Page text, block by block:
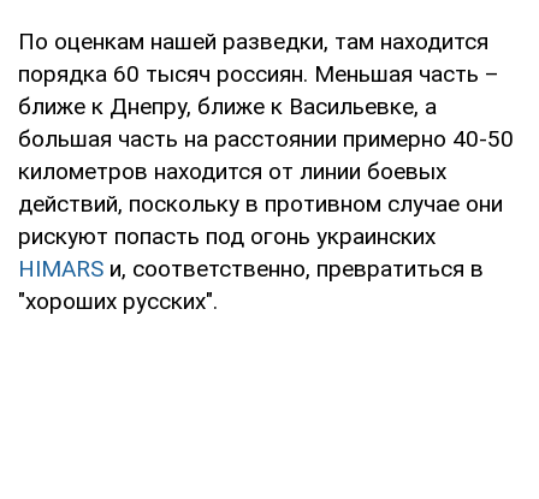
По оценкам нашей разведки, там находится
порядка 60 тысяч россиян. Меньшая часть –
ближе к Днепру, ближе к Васильевке, а
большая часть на расстоянии примерно 40-50
километров находится от линии боевых
действий, поскольку в противном случае они
рискуют попасть под огонь украинских
HIMARS и, соответственно, превратиться в
"хороших русских".